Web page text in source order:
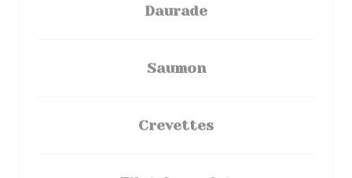
Daurade
Saumon
Crevettes